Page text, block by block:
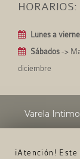
¡Atención!
HORARIOS:
Lunes a
Sábados ->
diciembre
Varela